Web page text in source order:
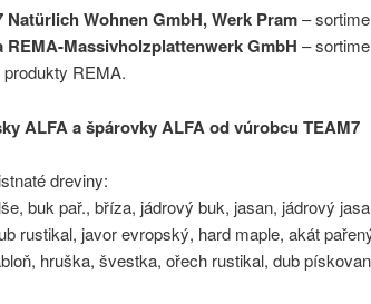
Natürlich Wohnen GmbH, Werk Pram–
REMA-Massivholzplattenwerk GmbH –
produkty REMA.
ALFA a špárovky ALFA od vúrobcu TEAM7
dreviny:
buk pař., bříza, jádrový buk, jasan, jádrový
rustikal, javor evropský, hard maple, akát
hruška, švestka, ořech rustikal, dub